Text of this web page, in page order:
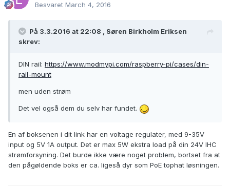
Besvaret March 4, 2016
På 3.3.2016 at 22:08 , Søren Birkholm Eriksen
skrev:
DIN rail: https://www.modmypi.com/raspberry-pi/cases/din-
rail-mount
men uden strøm
Det vel også dem du selv har fundet.
En af boksenen i dit link har en voltage regulater, med 9-35V
input og 5V 1A output. Det er max 5W ekstra load på din 24V IHC
strømforsyning. Det burde ikke være noget problem, bortset fra at
den pågøldende boks er ca. ligeså dyr som PoE tophat løsningen.